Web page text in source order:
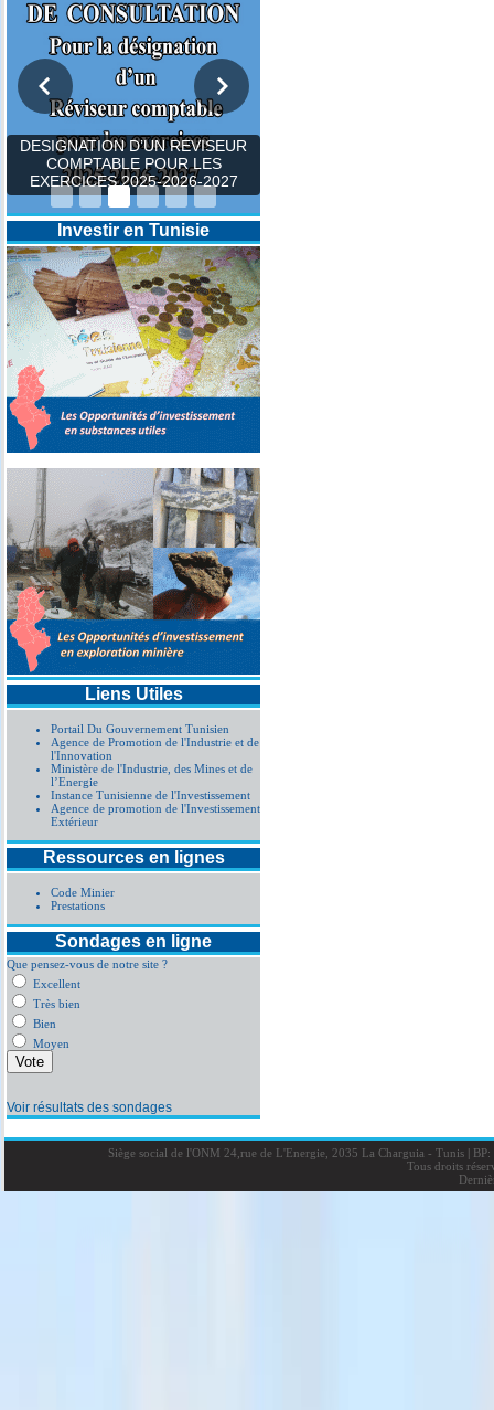
DESIGNATION D’UN REVISEUR
COMPTABLE POUR LES
EXERCICES 2025-2026-2027
Investir en Tunisie
Liens Utiles
Portail Du Gouvernement Tunisien
Agence de Promotion de l'Industrie et de
l'Innovation
Ministère de l'Industrie, des Mines et de
l’Energie
Instance Tunisienne de l'Investissement
Agence de promotion de l'Investissement
Extérieur
Ressources en lignes
Code Minier
Prestations
Sondages en ligne
Que pensez-vous de notre site ?
Excellent
Très bien
Bien
Moyen
Voir résultats des sondages
Siège social de l'ONM 24,rue de L'Energie, 2035 La Charguia - Tunis |BP:
Tous droits